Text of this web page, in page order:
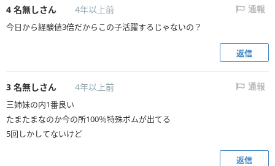
4 名無しさん 4年以上前 通報
今日から経験値3倍だからこの子活躍するじゃないの？
返信
3 名無しさん 4年以上前 通報
三姉妹の内1番良い
たまたまなのか今の所100％特殊ボムが出てる
5回しかしてないけど
返信